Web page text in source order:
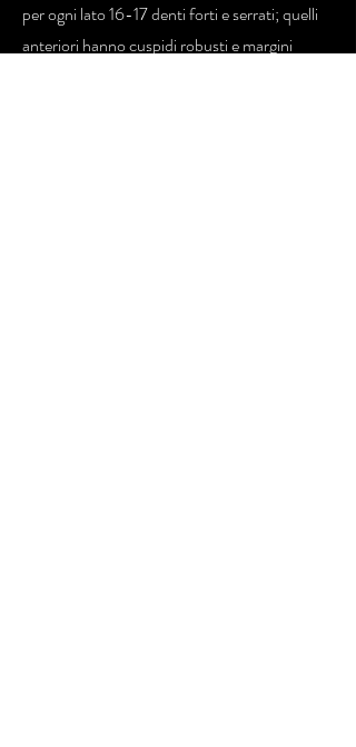
per ogni lato 16-17 denti forti e serrati; quelli
anteriori hanno cuspidi robusti e margini